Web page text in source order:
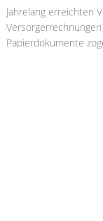
Jahrelang erreichten
Papierdokumente